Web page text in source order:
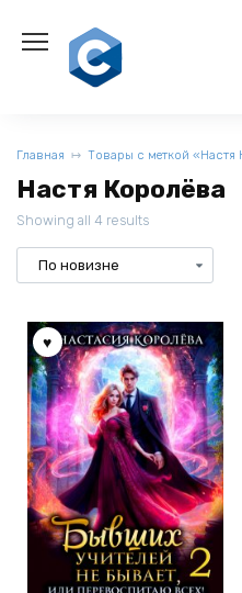
содержанию
Главная Товары с меткой «Настя
Настя Королёва
Showing all 4 results